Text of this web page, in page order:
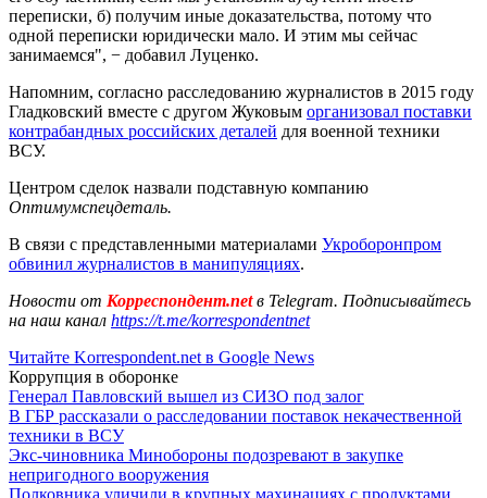
переписки, б) получим иные доказательства, потому что
одной переписки юридически мало. И этим мы сейчас
занимаемся", − добавил Луценко.
Напомним, согласно расследованию журналистов в 2015 году
Гладковский вместе с другом Жуковым организовал поставки
контрабандных российских деталей для военной техники
ВСУ.
Центром сделок назвали подставную компанию
Оптимумспецдеталь.
В связи с представленными материалами Укроборонпром
обвинил журналистов в манипуляциях.
Новости от Корреспондент.netв Telegram. Подписывайтесь
на наш канал https://t.me/korrespondentnet
Читайте Korrespondent.net в Google News
Коррупция в оборонке
Генерал Павловский вышел из СИЗО под залог
В ГБР рассказали о расследовании поставок некачественной
техники в ВСУ
Экс-чиновника Минобороны подозревают в закупке
непригодного вооружения
Полковника уличили в крупных махинациях с продуктами